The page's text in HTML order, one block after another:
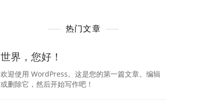
热门文章
世界，您好！
欢迎使用 WordPress。这是您的第一篇文章。编辑
或删除它，然后开始写作吧！